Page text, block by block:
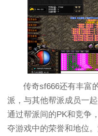
传奇sf666还有丰富
派，与其他帮派成员一
通过帮派间的PK和竞争
夺游戏中的荣誉和地位